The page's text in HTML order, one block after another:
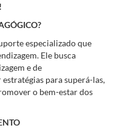
especializado que
Ele busca
e de
para superá-las,
o bem-estar dos